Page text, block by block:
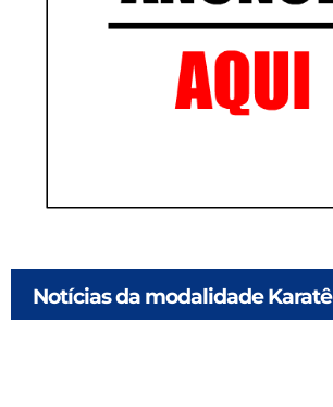
Notícias da modalidade Karatê